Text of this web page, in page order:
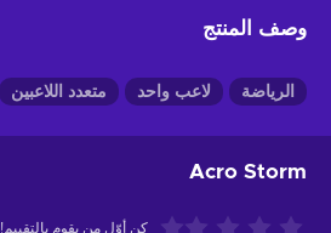
وصف المنتج
الرياضة لاعب واحد متعدد اللاعبين
Acro Storm
كن أوّل من يقوم بالتقييم!